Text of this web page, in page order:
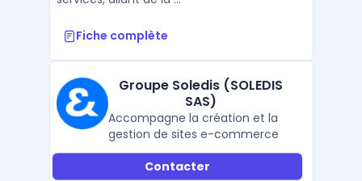
Fiche complète
Groupe Soledis (SOLEDIS
SAS)
Accompagne la création et la
gestion de sites e-commerce
Contacter